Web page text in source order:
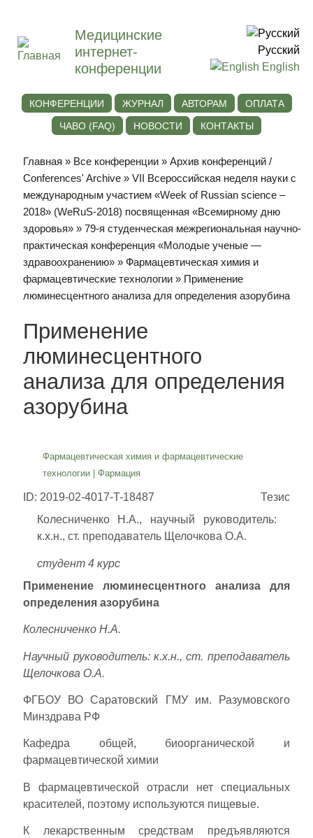
Медицинские
интернет-
конференции
Русский
English
КОНФЕРЕНЦИИ ЖУРНАЛ АВТОРАМ
ОПЛАТА
ЧАВО (FAQ)
НОВОСТИ КОНТАКТЫ
Главная » Все конференции »Архив конференций /
Conferences' Archive »VII Всероссийская неделя науки с
международным участием «Week of Russian science –
2018» (WeRuS-2018) посвященная «Всемирному дню
здоровья» »79-я студенческая межрегиональная научно-
практическая конференция «Молодые ученые —
здравоохранению» »Фармацевтическая химия и
фармацевтические технологии » Применение
люминесцентного анализа для определения азорубина
Применение
люминесцентного
анализа для определения
азорубина
Фармацевтическая химия и фармацевтические
технологии |Фармация
ID: 2019-02-4017-T-18487
Тезис
Колесниченко Н.А., научный руководитель:
к.х.н., ст. преподаватель Щелочкова О.А.
студент 4 курс
Применение люминесцентного анализа для
определения азорубина
Колесниченко Н.А.
Научный руководитель: к.х.н., ст. преподаватель
Щелочкова О.А.
ФГБОУ ВО Саратовский ГМУ им. Разумовского
Минздрава РФ
Кафедра общей, биоорганической и
фармацевтической химии
В фармацевтической отрасли нет специальных
красителей, поэтому используются пищевые.
К лекарственным средствам предъявляются